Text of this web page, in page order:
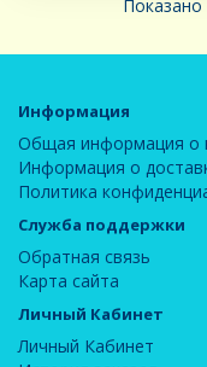
Показано
Информация
Общая информация о
Информация о
Политика
Служба поддержки
Обратная связь
Карта сайта
Личный Кабинет
Личный Кабинет